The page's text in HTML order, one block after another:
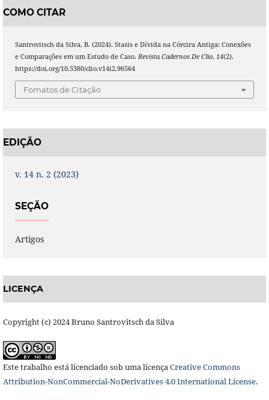
COMO CITAR
Santrovitsch da Silva, B. (2024). Stasis e Dívida na Córcira Antiga: Conexões
e Comparações em um Estudo de Caso. Revista Cadernos De Clio, 14(2).
https://doi.org/10.5380/clio.v14i2.96564
Fomatos de Citação
EDIÇÃO
v. 14 n. 2 (2023)
SEÇÃO
Artigos
LICENÇA
Copyright (c) 2024 Bruno Santrovitsch da Silva
Este trabalho está licenciado sob uma licençaCreative Commons
Attribution-NonCommercial-NoDerivatives 4.0 International License.